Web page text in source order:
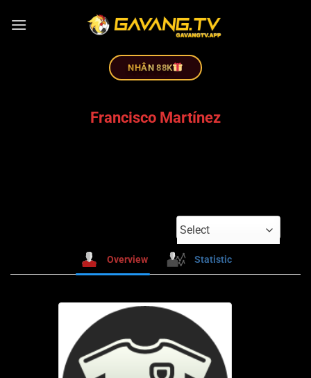
NHÂN 88K
Francisco Martínez
Select
Overview Statistic